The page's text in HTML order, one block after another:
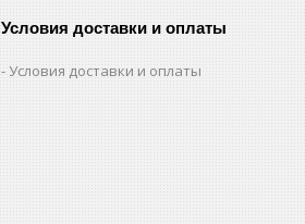
Условия доставки и оплаты
Условия доставки и оплаты